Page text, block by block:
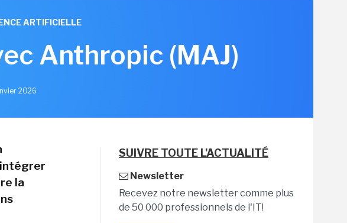
ARTIFICIELLE
Anthropic (MAJ)
2026
la
SUIVRE TOUTE L'ACTUALITÉ
Newsletter
Recevez notre newsletter comme plus
de 50 000 professionnels de l'IT!